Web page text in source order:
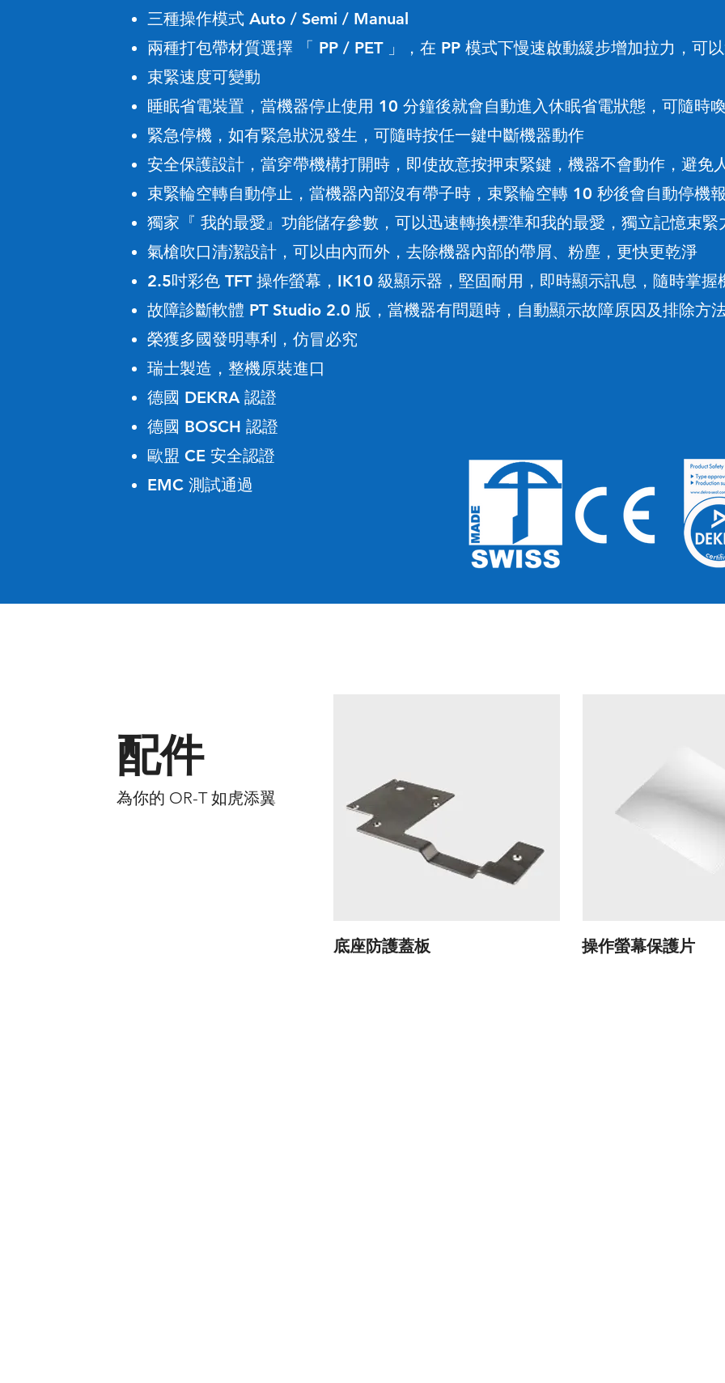
三種操作模式 Auto / Semi / Manual
兩種打包帶材質選擇
「 PP / PET 」 ， 在 PP 模式下慢速啟動緩步增加拉力 ， 可
束緊速度可變動
睡眠省電裝置 ， 當機器停止使用 10 分鐘後就會自動進入休眠省電狀態 ， 可隨時
緊急停機 ， 如有緊急狀況發生 ， 可隨時按任一鍵中斷機器動作
安全保護設計 ， 當穿帶機構打開時 ， 即使故意按押束緊鍵 ， 機器不會動作 ， 避免
束緊輪空轉自動停止 ， 當機器內部沒有帶子時 ， 束緊輪空轉 10 秒後會自動停機
獨家『 我的最愛』功能儲存參數 ， 可以迅速轉換標準和我的最愛 ， 獨立記憶束緊
氣槍吹口清潔設計 ， 可以由內而外 ， 去除機器內部的帶屑、 粉塵 ， 更快更乾淨
2.5吋彩色 TFT 操作螢幕 ， IK10 級顯示器 ， 堅固耐用 ， 即時顯示訊息 ， 隨時掌握
故障診斷軟體 PT Studio 2.0 版 ， 當機器有問題時 ， 自動顯示故障原因及排除方
榮獲多國發明專利 ，仿冒必究
瑞士製造 ， 整機原裝進口
德國 DEKRA 認證
德國 BOSCH 認證
歐盟 CE 安全認證
EMC 測試通過​
配件
​為你的 OR-T 如虎添翼
​底座防護蓋板 ​操作螢幕保護片